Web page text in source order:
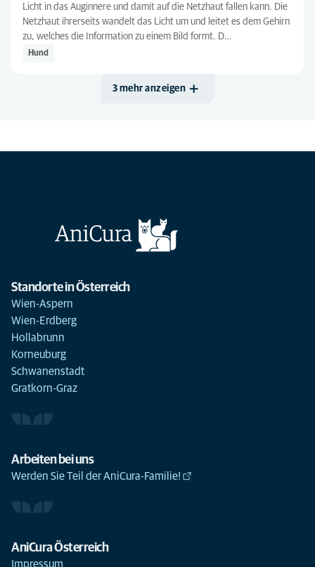
Licht in das Auginnere und damit auf die Netzhaut fallen kann. Die
Netzhaut ihrerseits wandelt das Licht um und leitet es dem Gehirn
zu, welches die Information zu einem Bild formt. D…
Hund
3 mehr anzeigen
Standorte in Österreich
Wien-Aspern
Wien-Erdberg
Hollabrunn
Korneuburg
Schwanenstadt
Gratkorn-Graz
Arbeiten bei uns
Werden Sie Teil der AniCura-Familie!
AniCura Österreich
Impressum